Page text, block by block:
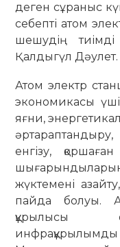
деген сұраныс
себепті атом
шешудің
Қалдыгүл Дәулет.
Атом электр
экономикасы
яғни,
енгізу,
жүктемені
пайда болуы.
құрылысы